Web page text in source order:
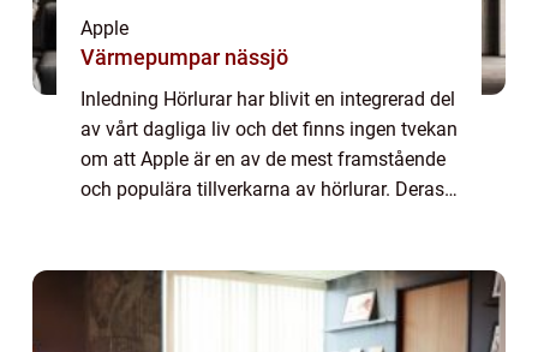
Apple
Värmepumpar nässjö
Inledning Hörlurar har blivit en integrerad del
av vårt dagliga liv och det finns ingen tvekan
om att Apple är en av de mest framstående
och populära tillverkarna av hörlurar. Deras